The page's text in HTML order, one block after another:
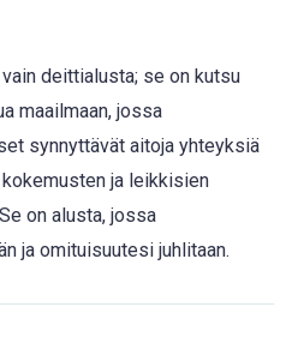
deittialusta; se on kutsu
maailmaan, jossa
synnyttävät aitoja yhteyksiä
kokemusten ja leikkisien
on alusta, jossa
ja omituisuutesi juhlitaan.